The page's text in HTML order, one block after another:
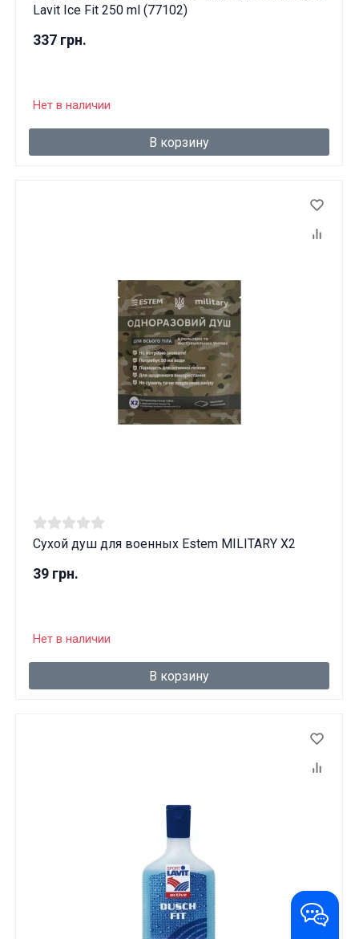
Lavit Ice Fit 250 ml (77102)
337 грн.
Нет в наличии
В корзину
Сухой душ для военных Estem MILITARY X2
39 грн.
Нет в наличии
В корзину